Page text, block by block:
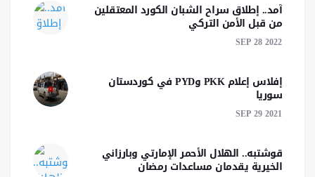
آمد.. إطلاق سراح الشبان الكورد المعتقلين
من قبل الأمن التركي
SEP 28 2022
إفلاس إعلام PKK وPYD في كوردستان
سوريا
SEP 29 2021
قوشتبه.. الهلال الأحمر الإمارتي وبارزاني
الخيرية يقدمان مساعدات رمضان